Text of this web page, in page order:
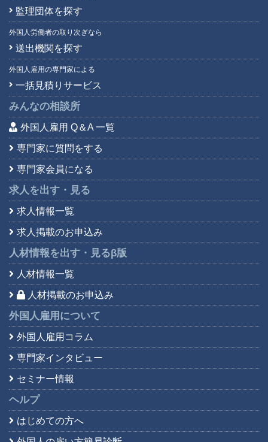
監理団体を探す
外国人労働者の取り次ぎなら
送出機関を探す
外国人雇用の専門家による
一括見積りサービス
みんなの相談所
外国人雇用 Q＆A 一覧
専門家に質問をする
専門家会員になる
求人を出す・見る
求人情報一覧
求人掲載のお申込み
人材情報を出す・見るβ版
人材情報一覧
人材掲載のお申込み
外国人雇用について
外国人雇用コラム
専門家インタビュー
セミナー情報
ヘルプ
はじめての方へ